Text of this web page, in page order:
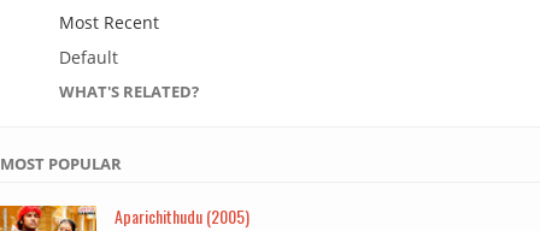
Most Recent
Default
WHAT'S RELATED?
MOST POPULAR
Aparichithudu (2005)